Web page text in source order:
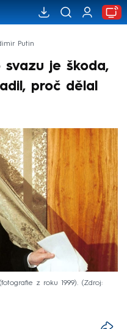
Putin
svazu je škoda,
proč dělal
z roku 1999).
Zdroj: